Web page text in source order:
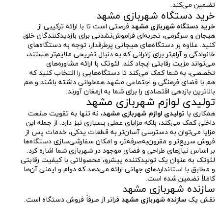
تضمین می‌کند.
خرید دستگاه شهربازی مشهد
خرید دستگاه شهربازی مشهد فرصتی است تا با ارائه ترکیبی از
هیجان و سرگرمی، تجربه‌ای فراموش‌نشدنی برای بازدیدکنندگان خلق
کنید. علاوه بر دستگاه‌های هیجانی پرطرفدار، توجه به دستگاه‌های
خانوادگی و آرام‌تر برای زائرانی که به دنبال تفریحی ملایم‌تر هستند،
می‌تواند مزیت رقابتی ایجاد کند. لئوتک با ارائه مشاوره‌های
تخصصی، به شما کمک می‌کند تا دستگاه‌هایی را انتخاب کنید که
هم با فضای فرهنگی و اجتماعی مشهد همخوانی داشته باشند و هم
بالاترین بازدهی اقتصادی را برای شما به ارمغان آورند.
تولیدی لوازم شهربازی مشهد
همکاری با تولیدی لوازم شهربازی مشهد، نه تنها به تقویت صنعت
داخلی کمک می‌کند، بلکه مزایای عملی بسیاری نیز دارد. از جمله این
مزایا می‌توان به دسترسی آسان‌تر به قطعات یدکی، خدمات پس از
فروش سریع‌تر و مقرون‌به‌صرفه‌تر، و امکان سفارشی‌سازی دستگاه‌ها
بر اساس نیازهای طراحی و فضای موجود در شهربازی شما اشاره کرد.
لئوتک به عنوان یک تولیدکننده پیشرو، محصولاتی با کیفیت رقابتی
و مطابق با استانداردهای جهانی ارائه می‌دهد که دوام و ایمنی آن‌ها
کاملاً تضمین شده است.
سازنده شهربازی مشهد
نقش یک سازنده شهربازی مشهد فراتر از صرفاً فروش دستگاه است.